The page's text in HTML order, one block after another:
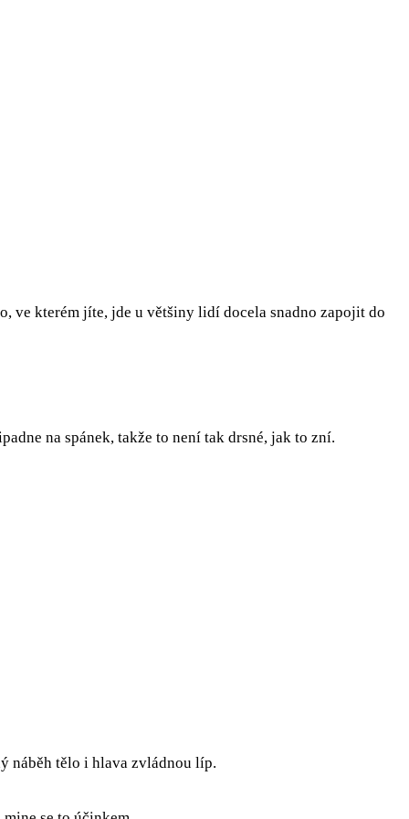
ve kterém jíte, jde u většiny lidí docela snadno zapojit do
na spánek, takže to není tak drsné, jak to zní.
náběh tělo i hlava zvládnou líp.